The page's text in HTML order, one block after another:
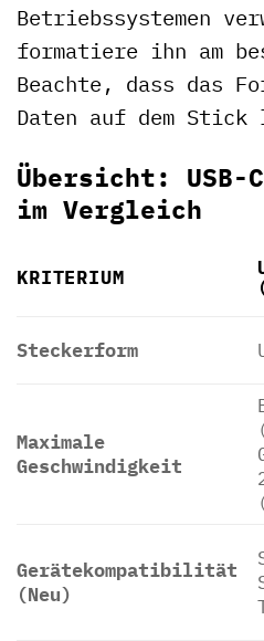
Betriebssystemen
formatiere ihn am
Beachte, dass das
Daten auf dem Stick
Übersicht: USB-
im Vergleich
KRITERIUM
Steckerform
Maximale
Geschwindigkeit
Gerätekompatibilität
(Neu)